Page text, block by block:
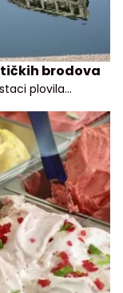
brodova
plovila
Balkana